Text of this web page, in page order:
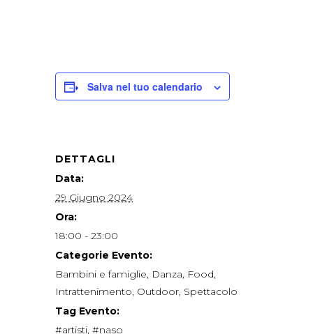
Salva nel tuo calendario
DETTAGLI
Data:
29 Giugno 2024
Ora:
18:00 - 23:00
Categorie Evento:
Bambini e famiglie, Danza, Food,
Intrattenimento, Outdoor, Spettacolo
Tag Evento:
#artisti, #naso